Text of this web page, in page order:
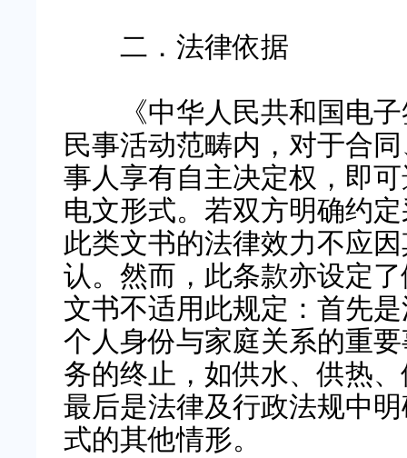
二．法律依据
《中华人民共和国电子
民事活动范畴内，对于合
事人享有自主决定权，即
电文形式。若双方明确约
此类文书的法律效力不应
认。然而，此条款亦设定
文书不适用此规定：首先
个人身份与家庭关系的重
务的终止，如供水、供热
最后是法律及行政法规中
式的其他情形。